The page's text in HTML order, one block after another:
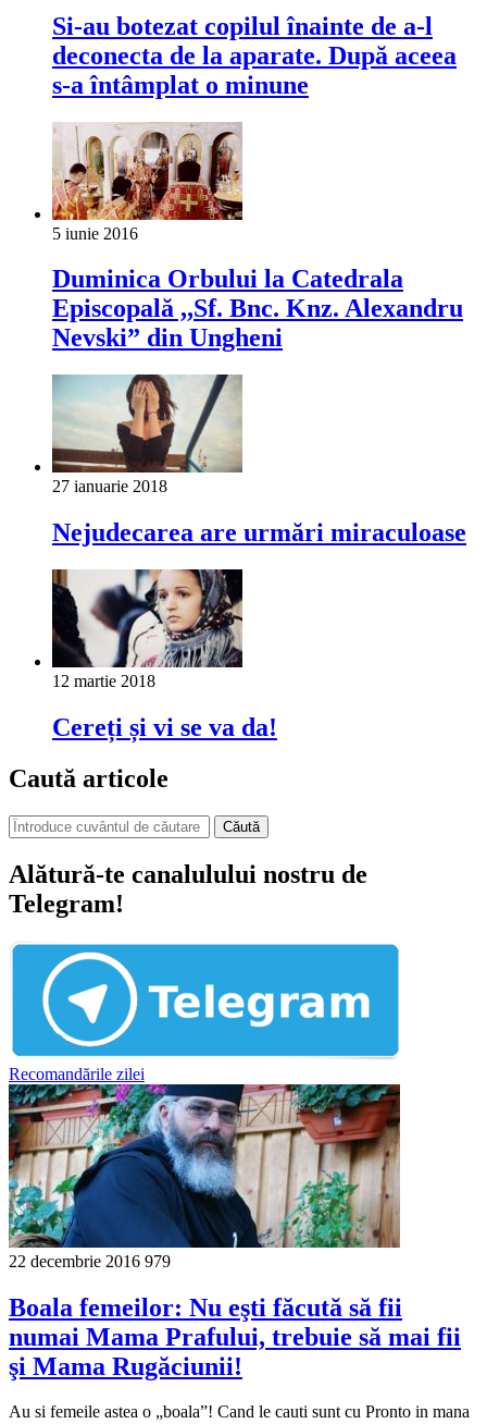
Si-au botezat copilul înainte de a-l
deconecta de la aparate. După aceea
s-a întâmplat o minune
5 iunie 2016
Duminica Orbului la Catedrala
Episcopală ,,Sf. Bnc. Knz. Alexandru
Nevski” din Ungheni
27 ianuarie 2018
Nejudecarea are urmări miraculoase
12 martie 2018
Cereți și vi se va da!
Caută articole
Căută
Alătură-te canalulului nostru de
Telegram!
Recomandările zilei
22 decembrie 2016 979
Boala femeilor: Nu eşti făcută să fii
numai Mama Prafului, trebuie să mai fii
şi Mama Rugăciunii!
Au si femeile astea o „boala”! Cand le cauti sunt cu Pronto in mana